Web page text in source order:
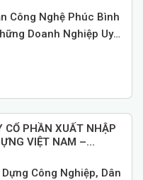
Công Nghệ Phúc Bình
Doanh Nghiệp Uy
Giải Pháp An Ninh – An
Nhẹ (ELV), Cơ Điện
Cháy.
CỔ PHẦN XUẤT NHẬP
VIỆT NAM –
Công Nghiệp, Dân